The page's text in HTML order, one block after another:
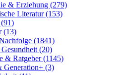
& Erziehung (279)
Literatur (153)
(13)
(1841)
(20)
& Ratgeber (1145)
Generation+ (3)